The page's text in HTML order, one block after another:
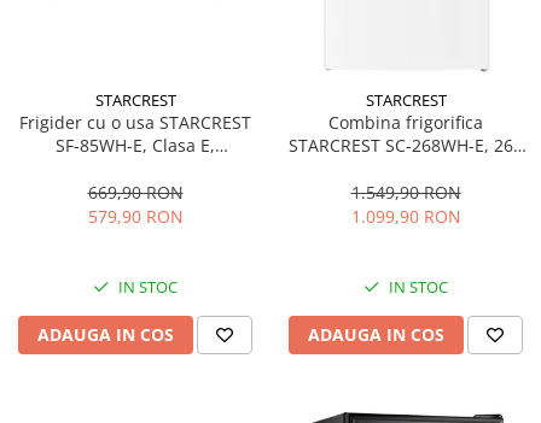
Uscatoare de par
Obiecte sanitare
Alte obiecte sanitare
STARCREST
Frigider cu o usa STARCREST
SF-85WH-E, Clasa E,
interioara, Compartiment
gheata, H 82 cm, Alb
669,90 RON
579,90 RON
IN STOC
ADAUGA IN COS
STARCREST
Combina frigorifica
STARCREST SC-268WH-E, 268
Termostat reglabil, Iluminare
LED, Picioare ajustabile, Usi
1.549,90 RON
1.099,90 RON
IN STOC
ADAUGA IN COS